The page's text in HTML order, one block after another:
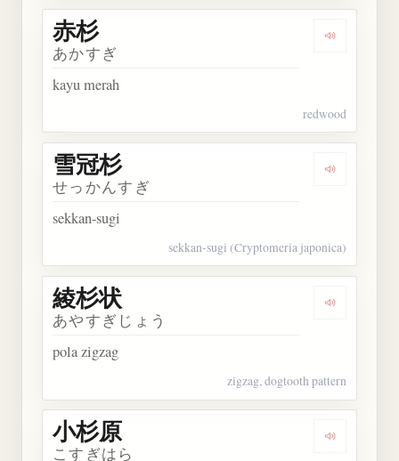
Dengarkan
赤杉
あかすぎ
kayu merah
redwood
Dengarkan
雪冠杉
せっかんすぎ
sekkan-sugi
sekkan-sugi (Cryptomeria japonica)
Dengarkan
綾杉状
あやすぎじょう
pola zigzag
zigzag, dogtooth pattern
Dengarkan
小杉原
こすぎはら